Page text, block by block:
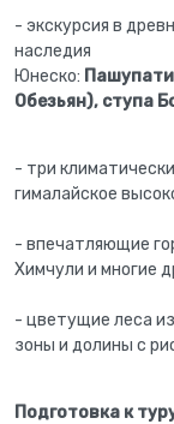
- экскурсия в
наследия
Юнеско:
Обезьян), ступа
- три
гималайское
- впечатляющие
Химчули и многие
- цветущие леса
зоны и долины с
Подготовка к